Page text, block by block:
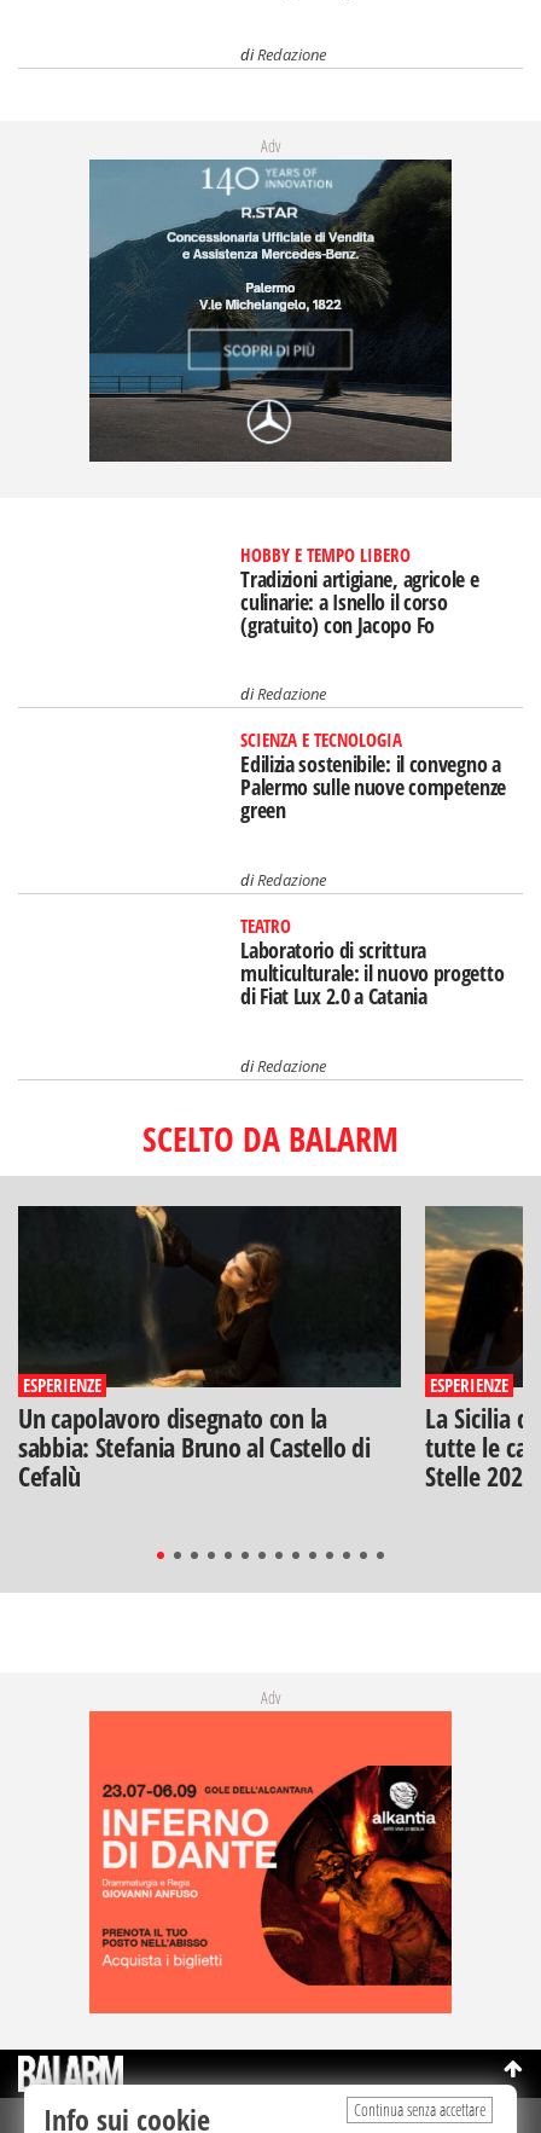
diRedazione
Adv
HOBBY E TEMPO LIBERO
Tradizioni artigiane, agricole e
culinarie: a Isnello il corso
(gratuito) con Jacopo Fo
diRedazione
SCIENZA E TECNOLOGIA
Edilizia sostenibile: il convegno a
Palermo sulle nuove competenze
green
diRedazione
TEATRO
Laboratorio di scrittura
multiculturale: il nuovo progetto
di Fiat Lux 2.0 a Catania
diRedazione
SCELTO DA BALARM
ESPERIENZE
Un capolavoro disegnato con la
sabbia: Stefania Bruno al Castello di
Cefalù
ESPERIENZE
La Sicilia
tutte le
Stelle
Adv
Continua senza accettare
Info sui cookie